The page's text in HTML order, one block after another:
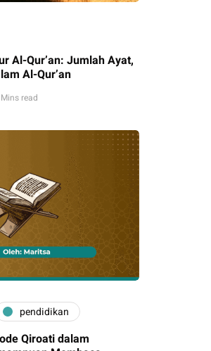
Al-Qur’an: Jumlah Ayat,
Al-Qur’an
read
pendidikan
Qiroati dalam